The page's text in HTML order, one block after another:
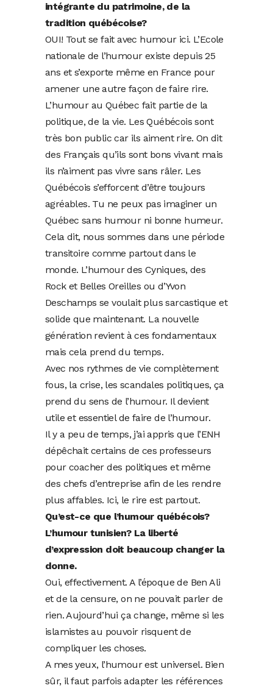
intégrante du patrimoine, de la
tradition québécoise?
OUI! Tout se fait avec humour ici. L’Ecole
nationale de l’humour existe depuis 25
ans et s’exporte même en France pour
amener une autre façon de faire rire.
L’humour au Québec fait partie de la
politique, de la vie. Les Québécois sont
très bon public car ils aiment rire. On dit
des Français qu’ils sont bons vivant mais
ils n’aiment pas vivre sans râler. Les
Québécois s’efforcent d’être toujours
agréables. Tu ne peux pas imaginer un
Québec sans humour ni bonne humeur.
Cela dit, nous sommes dans une période
transitoire comme partout dans le
monde. L’humour des Cyniques, des
Rock et Belles Oreilles ou d’Yvon
Deschamps se voulait plus sarcastique et
solide que maintenant. La nouvelle
génération revient à ces fondamentaux
mais cela prend du temps.
Avec nos rythmes de vie complètement
fous, la crise, les scandales politiques, ça
prend du sens de l’humour. Il devient
utile et essentiel de faire de l’humour.
Il y a peu de temps, j’ai appris que l’ENH
dépêchait certains de ces professeurs
pour coacher des politiques et même
des chefs d’entreprise afin de les rendre
plus affables. Ici, le rire est partout.
Qu’est-ce que l’humour québécois?
L’humour tunisien? La liberté
d’expression doit beaucoup changer la
donne.
Oui, effectivement. A l’époque de Ben Ali
et de la censure, on ne pouvait parler de
rien. Aujourd’hui ça change, même si les
islamistes au pouvoir risquent de
compliquer les choses.
A mes yeux, l’humour est universel. Bien
sûr, il faut parfois adapter les références